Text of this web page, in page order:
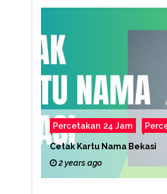
Percetakan 24 Jam
Cetak Kartu Nama Bekasi
2 years ago